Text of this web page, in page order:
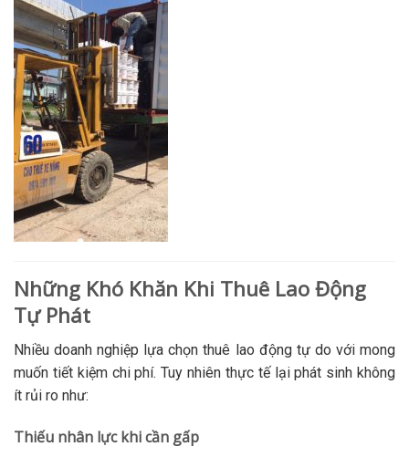
Những Khó Khăn Khi Thuê Lao Động
Tự Phát
Nhiều doanh nghiệp lựa chọn thuê lao động tự do với mong
muốn tiết kiệm chi phí. Tuy nhiên thực tế lại phát sinh không
ít rủi ro như:
Thiếu nhân lực khi cần gấp